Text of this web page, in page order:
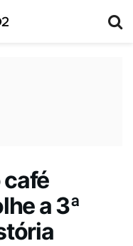
a 3ª